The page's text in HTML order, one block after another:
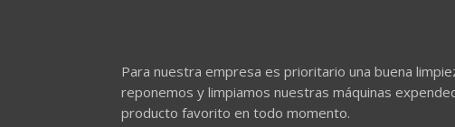
Para nuestra empresa es prioritario una buena
reponemos y limpiamos nuestras máquinas
producto favorito en todo momento.